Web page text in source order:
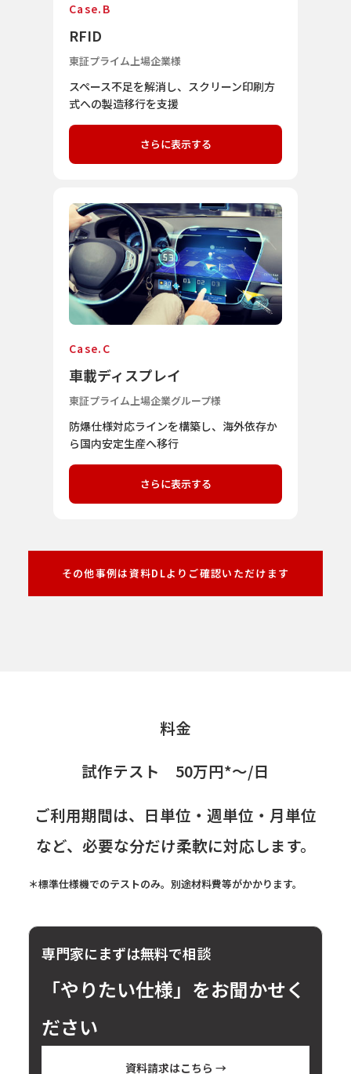
Case.B
RFID
東証プライム上場企業様
スペース不足を解消し、スクリーン印刷方
式への製造移行を支援
さらに表示する
Case.C
車載ディスプレイ
東証プライム上場企業グループ様
防爆仕様対応ラインを構築し、海外依存か
ら国内安定生産へ移行
さらに表示する
その他事例は資料DLよりご確認いただけます
料金
試作テスト 50万円*～/日
ご利用期間は、日単位・週単位・月単位
など、必要な分だけ柔軟に対応します。
＊標準仕様機でのテストのみ。別途材料費等がかかります。
専門家にまずは無料で相談
「やりたい仕様」をお聞かせく
ださい
資料請求はこちら →